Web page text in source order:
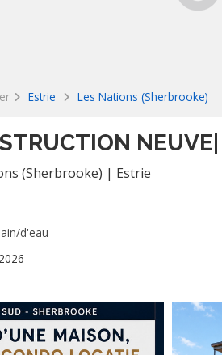
Estrie Les Nations (Sherbrooke)
NEUVE|
(Sherbrooke) | Estrie
d'eau